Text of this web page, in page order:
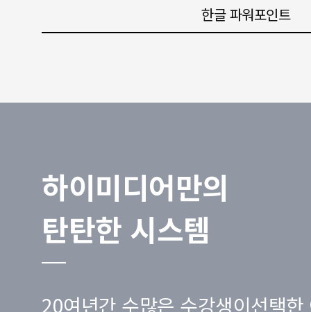
한글 파워포인트
하이미디어만의
탄탄한 시스템
20여년간 수많은 수강생이선택한